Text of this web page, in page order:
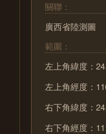
關聯：
廣西省陸測圖
範圍：
左上角緯度：
左上角經度：
右下角緯度：
右下角經度：